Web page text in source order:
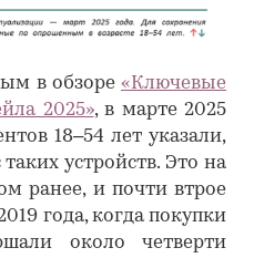
в обзоре «Ключевые
2025», в марте 2025
18–54 лет указали,
устройств. Это на
ранее, и почти втрое
года, когда покупки
около четверти